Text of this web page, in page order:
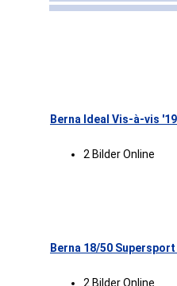
Berna Ideal Vis-à-vis
2 Bilder Online
Berna 18/50
2 Bilder Online